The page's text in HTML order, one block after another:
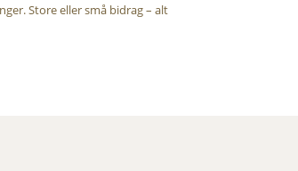
Store eller små bidrag – alt